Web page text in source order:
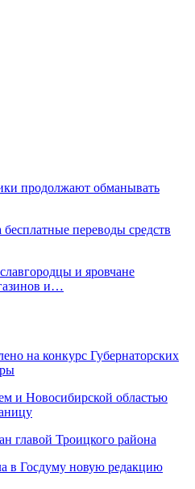
продолжают обманывать
переводы средств
и яровчане
и…
на конкурс Губернаторских
и Новосибирской областью
главой Троицкого района
в Госдуму новую редакцию